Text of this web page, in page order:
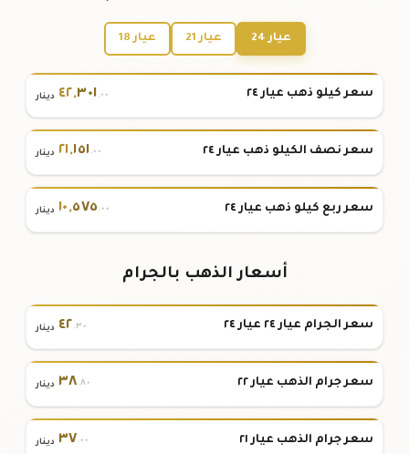
عيار 24 عيار 21 عيار 18
سعر كيلو ذهب عيار ٢٤ ٤٢,٣٠١.٠٠ دينار
سعر نصف الكيلو ذهب عيار ٢٤ ٢١,١٥١.٠٠ دينار
سعر ربع كيلو ذهب عيار ٢٤ ١٠,٥٧٥ .٠٠ دينار
أسعار الذهب بالجرام
سعر الجرام عيار ٢٤ عيار ٢٤ ٤٢.٣٠ دينار
سعر جرام الذهب عيار ٢٢ ٣٨.٨٠ دينار
سعر جرام الذهب عيار ٢١ ٣٧.٠٠ دينار